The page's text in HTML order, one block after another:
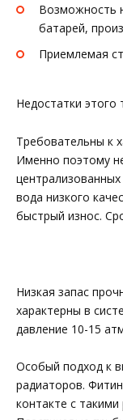
Возможность
батарей,
Приемлемая
Недостатки
Требовательны к
Именно поэтому
вода низкого
быстрый износ.
Низкая запас
характерны в
давление 10-15
Особый подход к
радиаторов.
контакте с